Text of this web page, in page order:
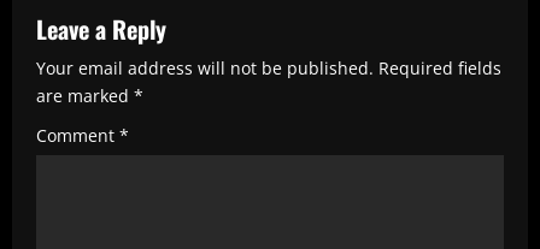
e
R
e
a
Leave a Reply
Your email address will not be published. Required fields
are marked *
Comment *